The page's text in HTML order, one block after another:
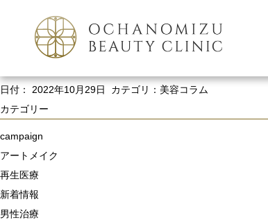
当院でのお支払い方法は ・お現金 ・クレジットカード （
医療用ローンはご用意しておりません
※尚、クレジット
日付： 2022年10月29日 カテゴリ： 美容コラム
カテゴリー
campaign
アートメイク
再生医療
新着情報
男性治療